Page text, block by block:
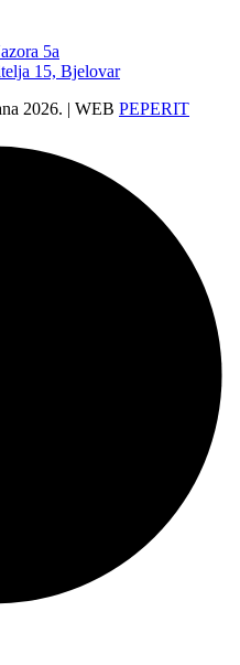
5a
15, Bjelovar
2026. | WEB PEPERIT